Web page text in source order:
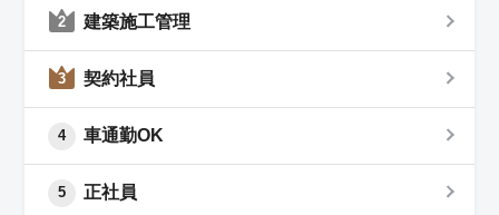
2 建築施工管理
3 契約社員
4 車通勤OK
5 正社員